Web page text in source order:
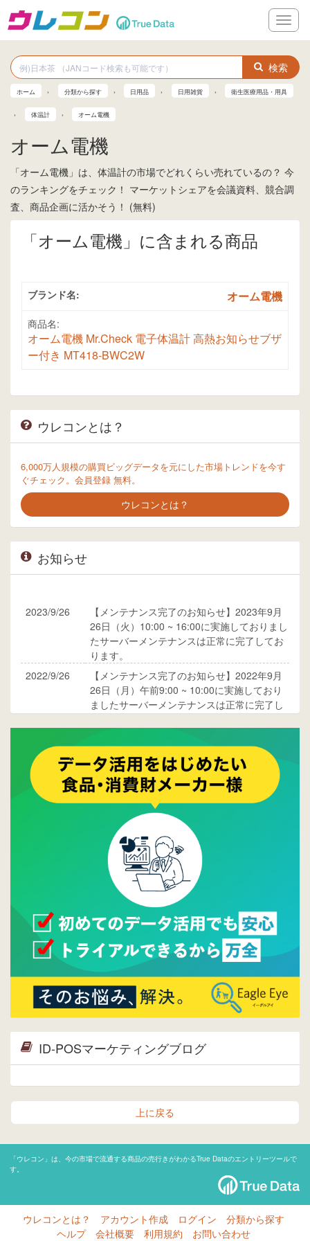
メ
ニ
ー
検索
ホーム 分類から探す 日用品 日用雑貨 衛生医療用品・用具
体温計 オーム電機
オーム電機
「オーム電機」は、体温計の市場でどれくらい売れているの？ 今
のランキングをチェック！ マーケットシェアを会議資料、競合調
査、商品企画に活かそう！ (無料)
「オーム電機」に含まれる商品
ブランド名: オーム電機
商品名:
オーム電機 Mr.Check 電子体温計 高熱お知らせブザ
ー付き MT418-BWC2W
ウレコンとは？
6,000万人規模の購買ビッグデータを元にした市場トレンドを今す
ぐチェック。会員登録 無料。
ウレコンとは？
お知らせ
2023/9/26
【メンテナンス完了のお知らせ】2023年9月
26日（火）10:00 ~ 16:00に実施しておりまし
たサーバーメンテナンスは正常に完了してお
ります。
2022/9/26
【メンテナンス完了のお知らせ】2022年9月
26日（月）午前9:00 ~ 10:00に実施しており
ましたサーバーメンテナンスは正常に完了し
ご覧ください。
2015/10/19
ウレコンのサイト機能を大幅バージョンアッ
プ。詳細はこちら。⇒告知ページへ
2015/09/28
ウレコンが機能拡充し、サイトリニューアル
しました。⇒
ウレコンFacebook
Facebookページを開設しました。詳細は
ら。
ウレコンサイトリリースしました。
ID-POSマーケティングブログ
上に戻る
「ウレコン」は、今の市場で流通する商品の売行きがわかるTrue Dataのエントリーツールで
す。
ウレコンとは？ アカウント作成 ログイン
分類から探す
ヘルプ
会社概要 利用規約 お問い合わせ